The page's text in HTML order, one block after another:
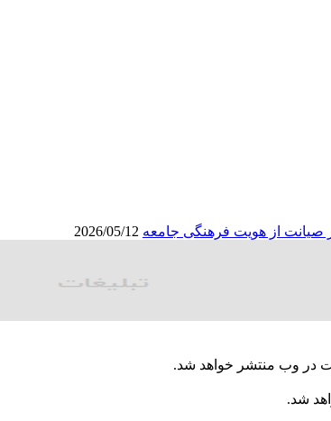
صیانت از هویت فرهنگی جامعه
در وب منتشر خواهد شد.
شد.